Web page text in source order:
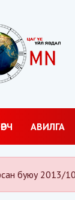
АВИЛГА
буюу 2013/